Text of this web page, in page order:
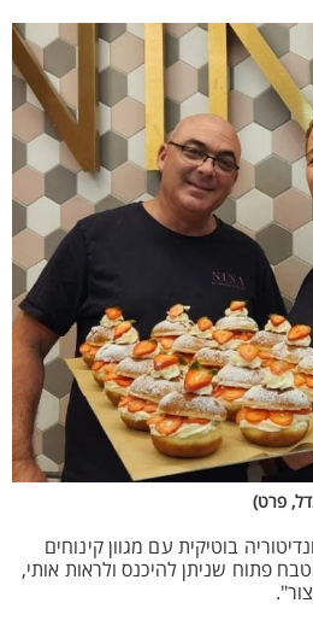
פרט)
בוטיקית עם מגוון קינוחים
פתוח שניתן להיכנס ולראות אותי,